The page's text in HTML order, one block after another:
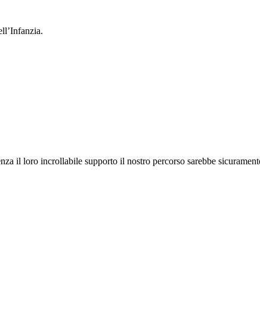
il loro incrollabile supporto il nostro percorso sarebbe